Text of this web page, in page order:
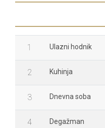
1 Ulazni hodnik
2 Kuhinja
3 Dnevna soba
4 Degažman